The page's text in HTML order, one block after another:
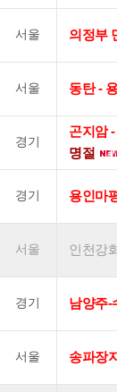
서울 의정부
서울 동탄 -
경기
곤지암
명절
경기 용인마
서울 인천강
경기 남양주-
서울 송파장